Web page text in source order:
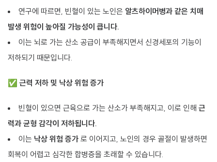
연구에 따르면, 빈혈이 있는 노인은 알츠하이머병과 같은 치매
발생 위험이 높아질 가능성이 큽니다.
이는 뇌로 가는 산소 공급이 부족해지면서 신경세포의 기능이
저하되기 때문입니다.
✅ 근력 저하 및 낙상 위험 증가
빈혈이 있으면 근육으로 가는 산소가 부족해지고, 이로 인해 근
력과 균형 감각이 저하됩니다.
이는 낙상 위험 증가 로 이어지고, 노인의 경우 골절이 발생하면
회복이 어렵고 심각한 합병증을 초래할 수 있습니다.